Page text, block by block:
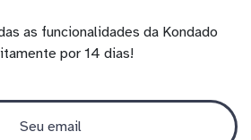
as funcionalidades da Kondado
por 14 dias!